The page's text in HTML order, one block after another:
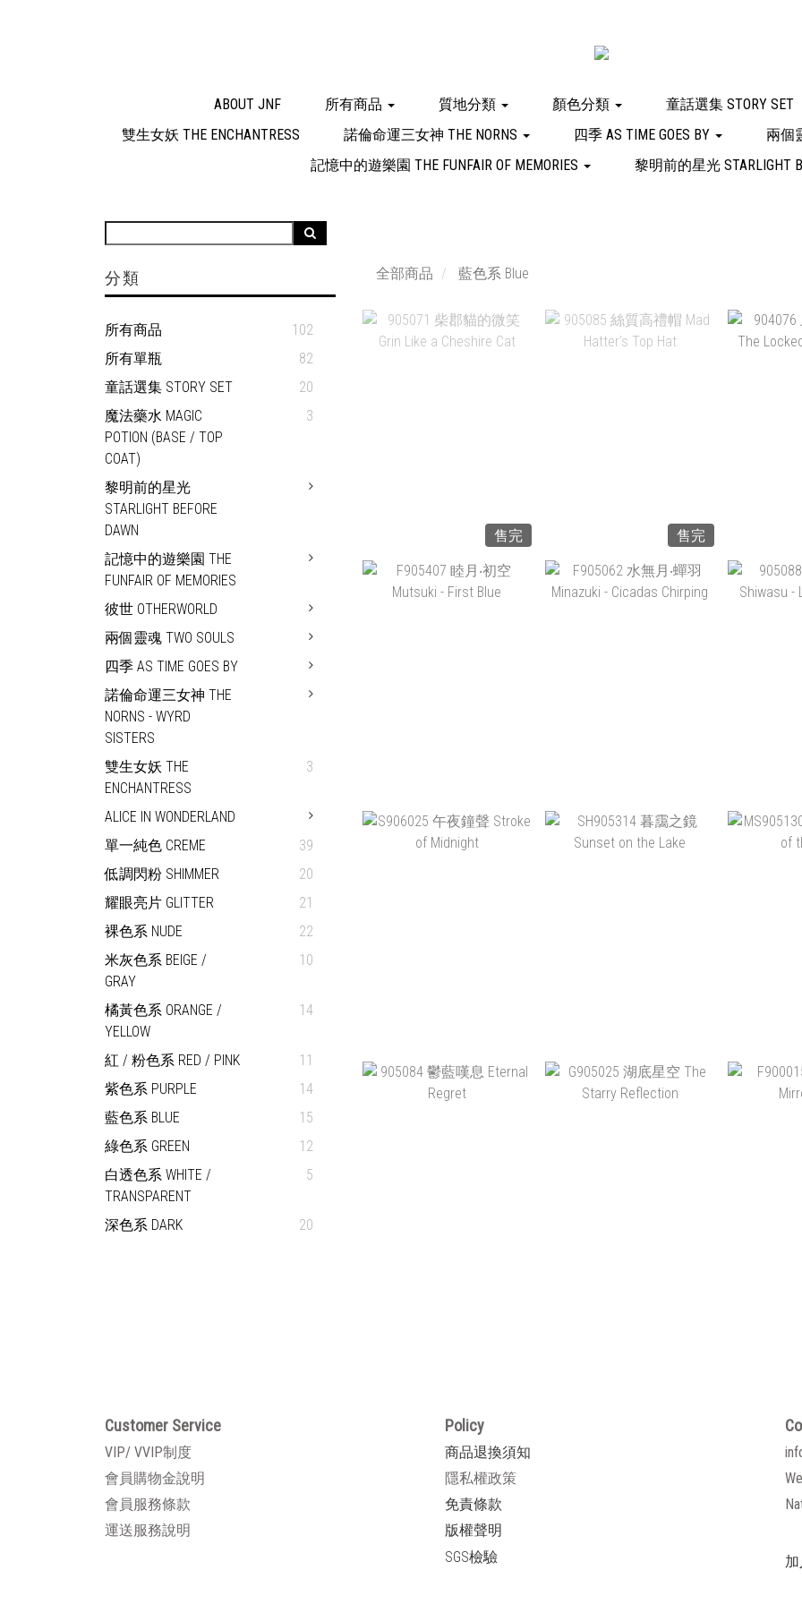
ABOUT JNF 所有商品 質地分類 顏色分類
童話選集 STORY SET
雙生女妖 THE ENCHANTRESS
諾倫命運三女神 THE NORNS 四季 AS TIME GOES BY
兩個
記憶中的遊樂園 THE FUNFAIR OF MEMORIES
黎明前的星光 STARLIGHT
分類
所有商品
102
所有單瓶
82
童話選集 STORY SET
20
魔法藥水 MAGIC
POTION (BASE / TOP
COAT)
3
黎明前的星光
STARLIGHT BEFORE
DAWN
記憶中的遊樂園 THE
FUNFAIR OF MEMORIES
彼世 OTHERWORLD
兩個靈魂 TWO SOULS
四季 AS TIME GOES BY
諾倫命運三女神 THE
NORNS - WYRD
SISTERS
雙生女妖 THE
ENCHANTRESS
3
ALICE IN WONDERLAND
單一純色 CREME
39
低調閃粉 SHIMMER
20
耀眼亮片 GLITTER
21
裸色系 NUDE
22
米灰色系 BEIGE /
GRAY
10
橘黃色系 ORANGE /
YELLOW
14
紅 / 粉色系 RED / PINK
11
紫色系 PURPLE
14
藍色系 BLUE
15
綠色系 GREEN
12
白透色系 WHITE /
TRANSPARENT
5
深色系 DARK 20
全部商品 藍色系 Blue
售完 售完
Customer Service
VIP/ VVIP制度
會員購物金說明
會員服務條款
運送服務說明
Policy
商品退換須知
隱私權政策
免責條款
版權聲明
SGS檢驗